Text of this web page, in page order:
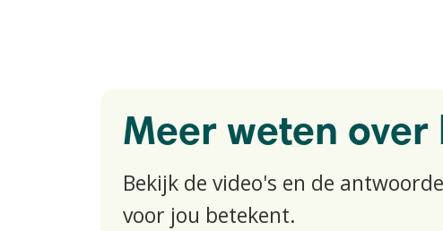
Meer weten over
Bekijk de video's en de
voor jou betekent.